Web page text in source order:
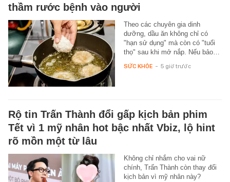
thầm rước bệnh vào người
Theo các chuyên gia dinh
dưỡng, dầu ăn không chỉ có
"hạn sử dụng" mà còn có "tuổi
thọ" sau khi mở nắp. Nếu bảo…
SỨC KHỎE - 5 giờ trước
Rộ tin Trấn Thành đổi gấp kịch bản phim
Tết vì 1 mỹ nhân hot bậc nhất Vbiz, lộ hint
rõ mồn một từ lâu
Không chỉ nhắm cho vai nữ
chính, Trấn Thành còn thay đổi
kịch bản vì mỹ nhân này?